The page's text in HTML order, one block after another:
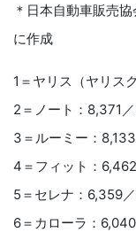
＊日本自動車販売
に作成
1＝ヤリス（ヤリス
2＝ノート：8,371
3＝ルーミー：
4＝フィット：
5＝セレナ：6,359
6＝カローラ：